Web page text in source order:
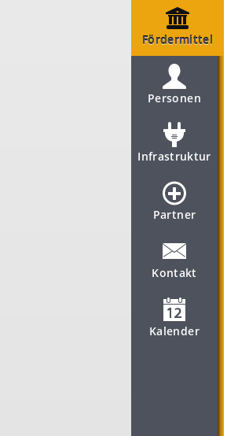
Fördermittel
Personen
Infrastruktur
Partner
Kontakt
Kalender